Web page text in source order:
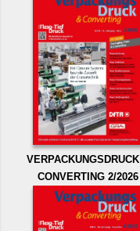
CONVERTING 2/2026